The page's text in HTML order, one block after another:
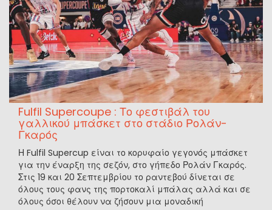
Fulfil Supercoupe : Το φεστιβάλ του
γαλλικού μπάσκετ στο στάδιο Ρολάν-
Γκαρός
Η Fulfil Supercup είναι το κορυφαίο γεγονός μπάσκετ
για την έναρξη της σεζόν, στο γήπεδο Ρολάν Γκαρός.
Στις 19 και 20 Σεπτεμβρίου το ραντεβού δίνεται σε
όλους τους φανς της πορτοκαλί μπάλας αλλά και σε
όλους όσοι θέλουν να ζήσουν μια μοναδική